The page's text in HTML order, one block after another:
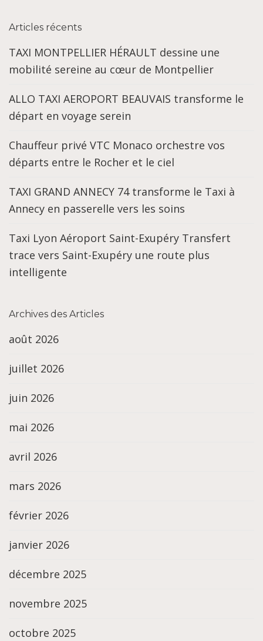
Articles récents
TAXI MONTPELLIER HÉRAULT dessine une
mobilité sereine au cœur de Montpellier
ALLO TAXI AEROPORT BEAUVAIS transforme le
départ en voyage serein
Chauffeur privé VTC Monaco orchestre vos
départs entre le Rocher et le ciel
TAXI GRAND ANNECY 74 transforme le Taxi à
Annecy en passerelle vers les soins
Taxi Lyon Aéroport Saint-Exupéry Transfert
trace vers Saint-Exupéry une route plus
intelligente
Archives des Articles
août 2026
juillet 2026
juin 2026
mai 2026
avril 2026
mars 2026
février 2026
janvier 2026
décembre 2025
novembre 2025
octobre 2025